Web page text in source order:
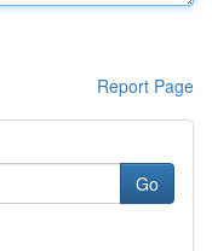
Report Page
Go